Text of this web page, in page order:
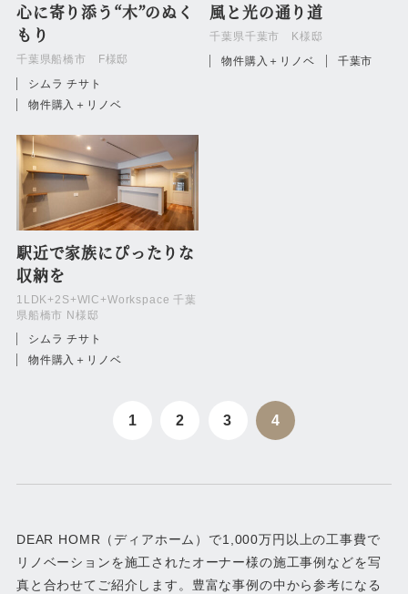
心に寄り添う“木”のぬく
もり
千葉県船橋市 F様邸
シムラ チサト
物件購入＋リノベ
風と光の通り道
千葉県千葉市 K様邸
物件購入＋リノベ
千葉市
駅近で家族にぴったりな
収納を
1LDK+2S+WIC+Workspace 千葉
県船橋市 N様邸
シムラ チサト
物件購入＋リノベ
1 2 3 4
DEAR HOMR（ディアホーム）で1,000万円以上の工事費で
リノベーションを施工されたオーナー様の施工事例などを写
真と合わせてご紹介します。豊富な事例の中から参考になる